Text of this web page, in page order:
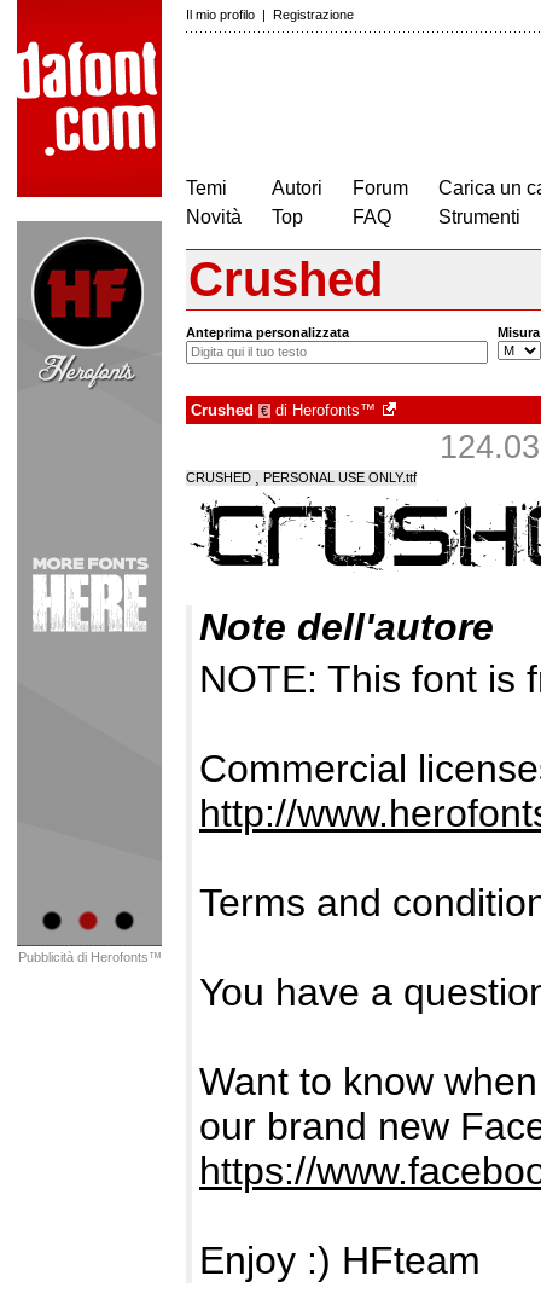
Il mio profilo | Registrazione
Temi
Novità
Autori
Top
Forum
FAQ
Carica un
Strumenti
Pubblicità di Herofonts™
Crushed
Anteprima personalizzata Misura
Crushed € di Herofonts™
CRUSHED ¸ PERSONAL USE ONLY.ttf
Note dell'autore
NOTE: This font is
Commercial
http://
Terms and
You have a
Want to know
our brand new
https://
Enjoy :) HFteam